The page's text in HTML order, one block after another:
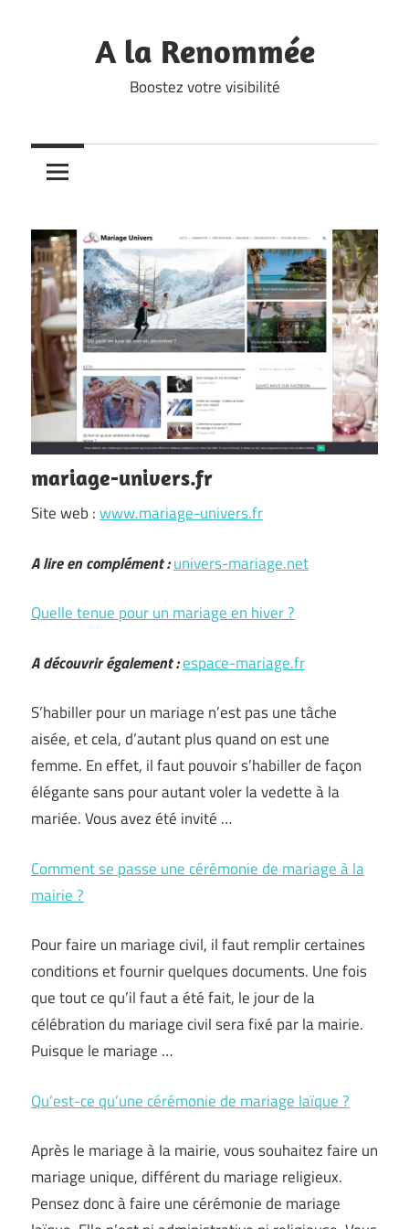
A la Renommée
Boostez votre visibilité
mariage-univers.fr
Site web :www.mariage-univers.fr
A lire en complément :univers-mariage.net
Quelle tenue pour un mariage en hiver ?
A découvrir également :espace-mariage.fr
S’habiller pour un mariage n’est pas une tâche
aisée, et cela, d’autant plus quand on est une
femme. En effet, il faut pouvoir s’habiller de façon
élégante sans pour autant voler la vedette à la
mariée. Vous avez été invité …
Comment se passe une cérémonie de mariage à la
mairie ?
Pour faire un mariage civil, il faut remplir certaines
conditions et fournir quelques documents. Une fois
que tout ce qu’il faut a été fait, le jour de la
célébration du mariage civil sera fixé par la mairie.
Puisque le mariage …
Qu’est-ce qu’une cérémonie de mariage laïque ?
Après le mariage à la mairie, vous souhaitez faire un
mariage unique, différent du mariage religieux.
Pensez donc à faire une cérémonie de mariage